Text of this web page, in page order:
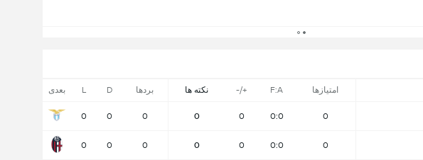
امتیازها F:A
+/- نکته ها بردها D
L بعدی
0
0:0
0
0
0
0
0
0
0:0
0
0
0
0
0